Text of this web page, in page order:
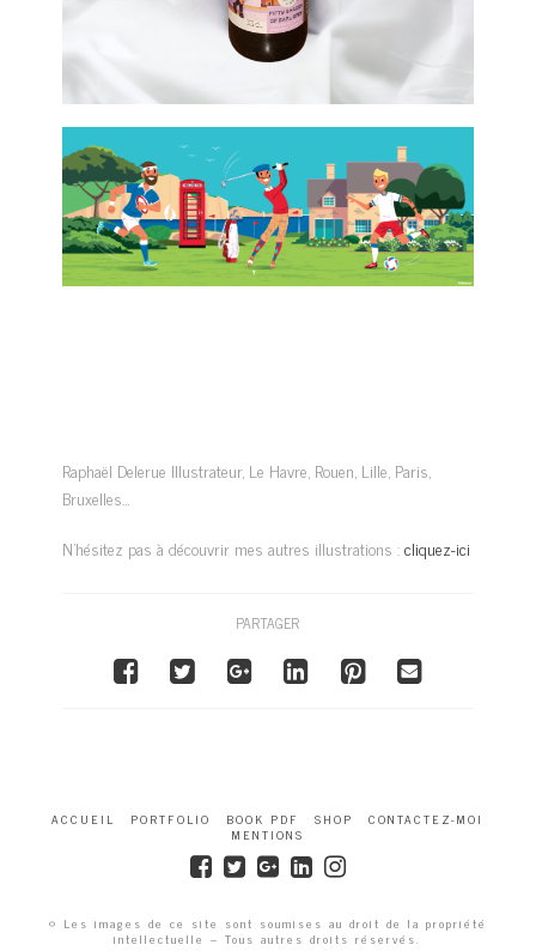
Raphaël Delerue Illustrateur, Le Havre, Rouen, Lille, Paris,
Bruxelles…
N’hésitez pas à découvrir mes autres illustrations :cliquez-ici
PARTAGER
ACCUEIL PORTFOLIO BOOK PDF SHOP CONTACTEZ-MOI
MENTIONS
© Les images de ce site sont soumises au droit de la propriété
intellectuelle – Tous autres droits réservés.